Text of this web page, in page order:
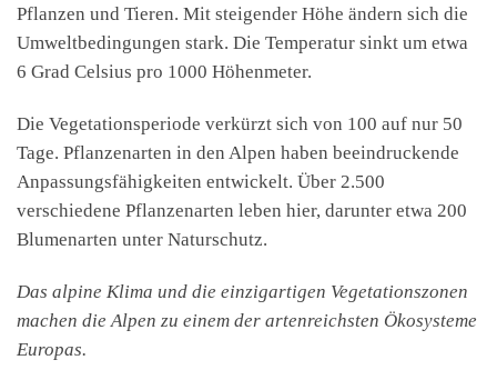
Pflanzen und Tieren. Mit steigender Höhe ändern sich die
Umweltbedingungen stark. Die Temperatur sinkt um etwa
6 Grad Celsius pro 1000 Höhenmeter.
Die Vegetationsperiode verkürzt sich von 100 auf nur 50
Tage. Pflanzenarten in den Alpen haben beeindruckende
Anpassungsfähigkeiten entwickelt. Über 2.500
verschiedene Pflanzenarten leben hier, darunter etwa 200
Blumenarten unter Naturschutz.
Das alpine Klima und die einzigartigen Vegetationszonen
machen die Alpen zu einem der artenreichsten Ökosysteme
Europas.